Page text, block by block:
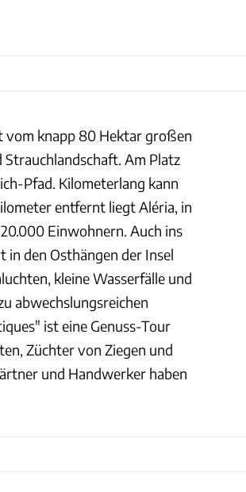
vom knapp 80 Hektar großen
Am Platz
Pfad. Kilometerlang kann
entfernt liegt Aléria, in
Einwohnern. Auch ins
in den Osthängen der Insel
kleine Wasserfälle und
abwechslungsreichen
ist eine Genuss-Tour
Züchter von Ziegen und
und Handwerker haben